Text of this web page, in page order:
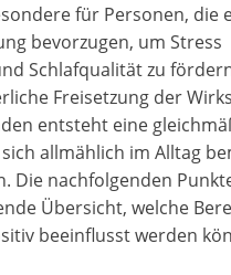
für Personen, die
bevorzugen, um Stress
Schlafqualität zu
Freisetzung der
entsteht eine
allmählich im Alltag
Die nachfolgenden
Übersicht, welche
beeinflusst werden